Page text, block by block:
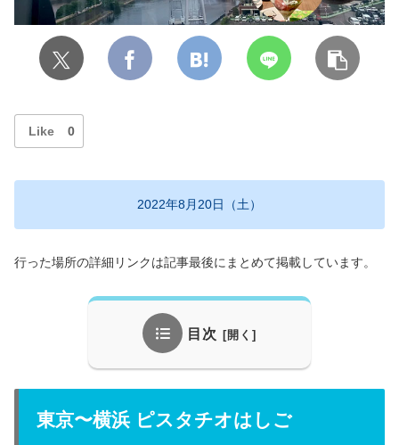
Like 0
2022年8月20日（土）
行った場所の詳細リンクは記事最後にまとめて掲載しています。
目次
東京〜横浜 ピスタチオはしご